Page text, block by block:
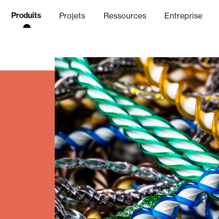
Produits
Volets Battants Pliables et
Projets Ressources
Finitions
Entreprise